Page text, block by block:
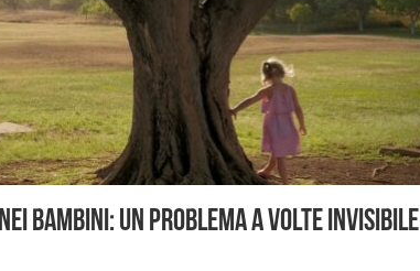
bambini: un problema a volte invisibile